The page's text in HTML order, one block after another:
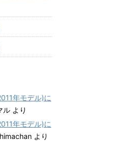
年モデル)に
ル より
年モデル)に
より